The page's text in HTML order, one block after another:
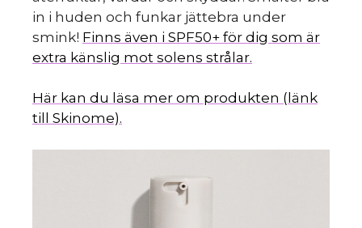
in i huden och funkar jättebra under
smink! Finns även i SPF50+ för dig som är
extra känslig mot solens strålar.
Här kan du läsa mer om produkten (länk
till Skinome).